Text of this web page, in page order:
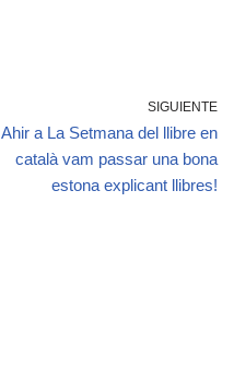
SIGUIENTE
Ahir a La Setmana del llibre en
català vam passar una bona
estona explicant llibres!